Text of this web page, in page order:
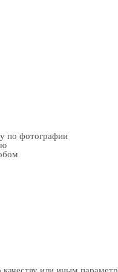
по фотографии